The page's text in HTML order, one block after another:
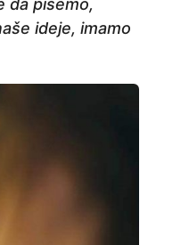
da pišemo,
ideje, imamo